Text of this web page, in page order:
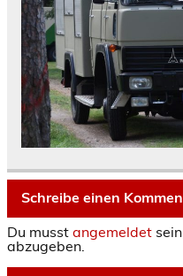
Schreibe einen
Du musst angemeldet
abzugeben.